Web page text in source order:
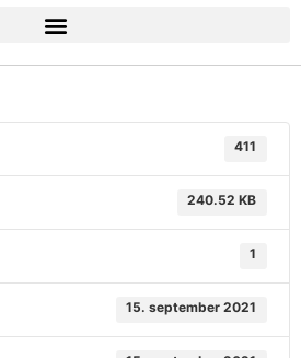
411
240.52 KB
1
15. september 2021